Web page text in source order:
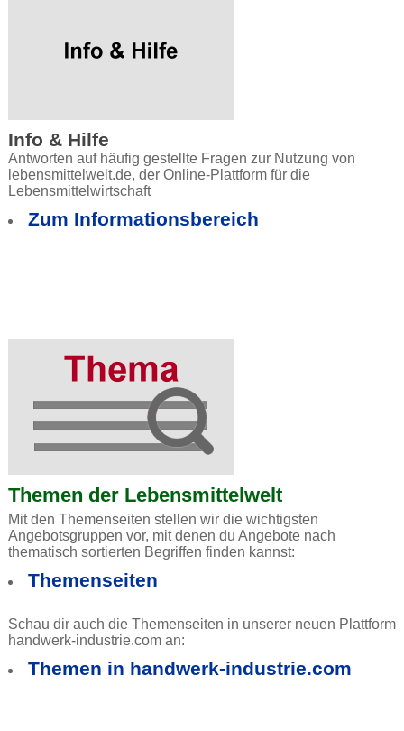
Info & Hilfe
Antworten auf häufig gestellte Fragen zur Nutzung von
lebensmittelwelt.de, der Online-Plattform für die
Lebensmittelwirtschaft
Zum Informationsbereich
Themen der Lebensmittelwelt
Mit den Themenseiten stellen wir die wichtigsten
Angebotsgruppen vor, mit denen du Angebote nach
thematisch sortierten Begriffen finden kannst:
Themenseiten
Schau dir auch die Themenseiten in unserer neuen Plattform
handwerk-industrie.com an:
Themen in handwerk-industrie.com